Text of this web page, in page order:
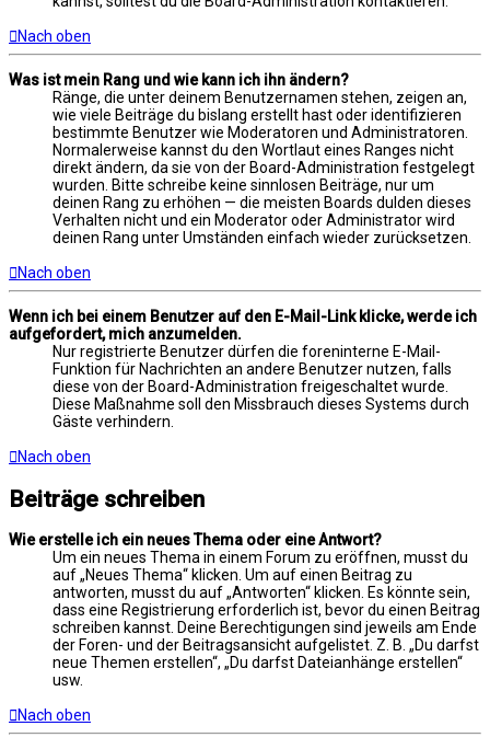
Nach oben
Was ist mein Rang und wie kann ich ihn ändern?
Ränge, die unter deinem Benutzernamen stehen, zeigen an,
wie viele Beiträge du bislang erstellt hast oder identifizieren
bestimmte Benutzer wie Moderatoren und Administratoren.
Normalerweise kannst du den Wortlaut eines Ranges nicht
direkt ändern, da sie von der Board-Administration festgelegt
wurden. Bitte schreibe keine sinnlosen Beiträge, nur um
deinen Rang zu erhöhen — die meisten Boards dulden dieses
Verhalten nicht und ein Moderator oder Administrator wird
deinen Rang unter Umständen einfach wieder zurücksetzen.
Nach oben
Wenn ich bei einem Benutzer auf den E-Mail-Link klicke, werde ich
aufgefordert, mich anzumelden.
Nur registrierte Benutzer dürfen die foreninterne E-Mail-
Funktion für Nachrichten an andere Benutzer nutzen, falls
diese von der Board-Administration freigeschaltet wurde.
Diese Maßnahme soll den Missbrauch dieses Systems durch
Gäste verhindern.
Nach oben
Beiträge schreiben
Wie erstelle ich ein neues Thema oder eine Antwort?
Um ein neues Thema in einem Forum zu eröffnen, musst du
auf „Neues Thema“ klicken. Um auf einen Beitrag zu
antworten, musst du auf „Antworten“ klicken. Es könnte sein,
dass eine Registrierung erforderlich ist, bevor du einen Beitrag
schreiben kannst. Deine Berechtigungen sind jeweils am Ende
der Foren- und der Beitragsansicht aufgelistet. Z. B. „Du darfst
neue Themen erstellen“, „Du darfst Dateianhänge erstellen“
usw.
Nach oben